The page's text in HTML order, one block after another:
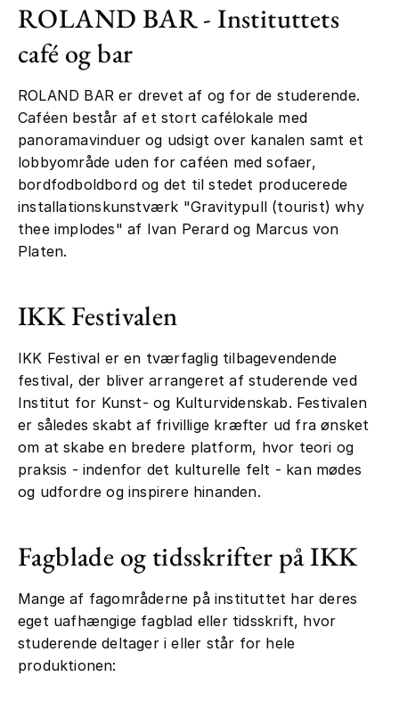
ROLAND BAR - Instituttets
café og bar
ROLAND BAR er drevet af og for de studerende.
Caféen består af et stort cafélokale med
panoramavinduer og udsigt over kanalen samt et
lobbyområde uden for caféen med sofaer,
bordfodboldbord og det til stedet producerede
installationskunstværk "Gravitypull (tourist) why
thee implodes" af Ivan Perard og Marcus von
Platen.
IKK Festivalen
IKK Festival er en tværfaglig tilbagevendende
festival, der bliver arrangeret af studerende ved
Institut for Kunst- og Kulturvidenskab. Festivalen
er således skabt af frivillige kræfter ud fra ønsket
om at skabe en bredere platform, hvor teori og
praksis - indenfor det kulturelle felt - kan mødes
og udfordre og inspirere hinanden.
Fagblade og tidsskrifter på IKK
Mange af fagområderne på instituttet har deres
eget uafhængige fagblad eller tidsskrift, hvor
studerende deltager i eller står for hele
produktionen: